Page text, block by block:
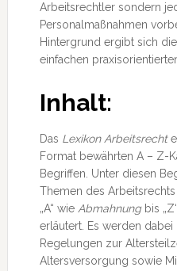
Arbeitsrechtler sondern
Personalmaßnahmen
Hintergrund ergibt sich
einfachen
Inhalt:
Das Lexikon Arbeitsrecht
Format bewährten A – Z-
Begriffen. Unter diesen
Themen des
„A“ wie Abmahnungbis
erläutert. Es werden
Regelungen zur
Altersversorgung sowie